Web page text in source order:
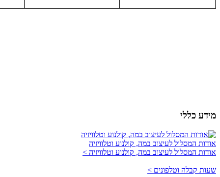
מידע כללי
אודות המסלול לעיצוב במה, קולנוע וטלוויזיה
אודות המסלול לעיצוב במה, קולנוע וטלוויזיה >
שעות קבלה וטלפונים >